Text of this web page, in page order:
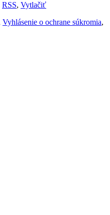
RSS, Vytlačiť
Vyhlásenie o ochrane súkromia,